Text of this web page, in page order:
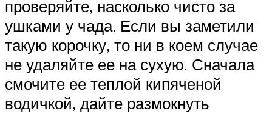
проверяйте, насколько чисто за
ушками у чада. Если вы заметили
такую корочку, то ни в коем случае
не удаляйте ее на сухую. Сначала
смочите ее теплой кипяченой
водичкой, дайте размокнуть